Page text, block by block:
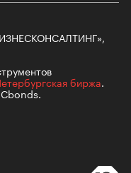
биржа.